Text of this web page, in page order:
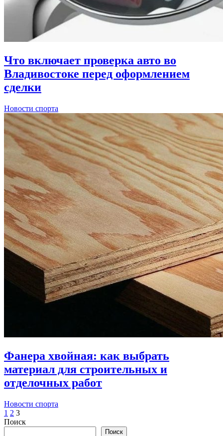
Что включает проверка авто во
Владивостоке перед оформлением
сделки
Новости спорта
Фанера хвойная: как выбрать
материал для строительных и
отделочных работ
Новости спорта
Пагинация
записей
1 2 3
Поиск
Поиск